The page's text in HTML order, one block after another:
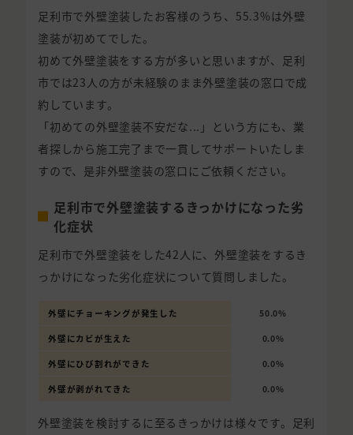
足利市で外壁塗装したお客様のうち、55.3%は外壁
塗装が初めてでした。
初めて外壁塗装をする方が多いと思いますが、足利
市では23人の方が未経験のまま外壁塗装の窓口で成
約しています。
「初めての外壁塗装不安だな...」という方にも、業
者探しから施工完了まで一貫してサポートいたしま
すので、是非外壁塗装の窓口にご依頼ください。
足利市で外壁塗装するきっかけになった劣
化症状
足利市で外壁塗装をした42人に、外壁塗装をするき
っかけになった劣化症状について質問しました。
外壁にチョーキングが発生した 50.0%
外壁にカビが生えた 0.0%
外壁にひび割れができた 0.0%
外壁が剥がれてきた 0.0%
外壁塗装を検討するに至るきっかけは様々です。足利